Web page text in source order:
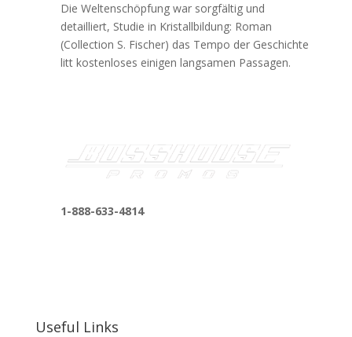
Die Weltenschöpfung war sorgfältig und
detailliert, Studie in Kristallbildung: Roman
(Collection S. Fischer) das Tempo der Geschichte
litt kostenloses einigen langsamen Passagen.
1-888-633-4814
Useful Links